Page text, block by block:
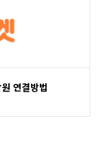
연결방법